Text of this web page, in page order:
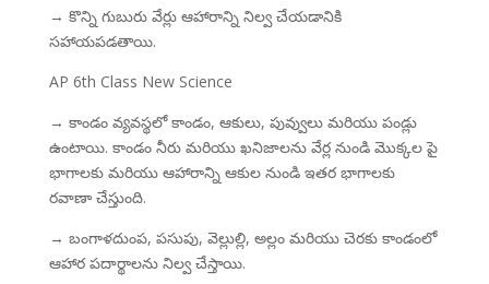
→ కొన్ని గుబురు వేర్లు ఆహారాన్ని నిల్వ చేయడానికి
సహాయపడతాయి.
AP 6th Class New Science
→ కాండం వ్యవస్థలో కాండం, ఆకులు, పువ్వులు మరియు పండ్లు
ఉంటాయి. కాండం నీరు మరియు ఖనిజాలను వేర్ల నుండి మొక్కల పై
భాగాలకు మరియు ఆహారాన్ని ఆకుల నుండి ఇతర భాగాలకు
రవాణా చేస్తుంది.
→ బంగాళదుంప, పసుపు, వెల్లుల్లి, అల్లం మరియు చెరకు కాండంలో
ఆహార పదార్థాలను నిల్వ చేస్తాయి.